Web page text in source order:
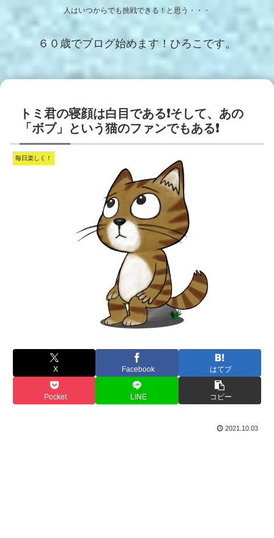
人はいつからでも挑戦できる！と思う・・・
６０歳でブログ始めます！ひろこです。
トミ君の寝顔は白目である❗️そして、あの
「ボブ」という猫のファンでもある❗️
毎日楽しく！
X Facebook はてブ
Pocket LINE コピー
2021.10.03